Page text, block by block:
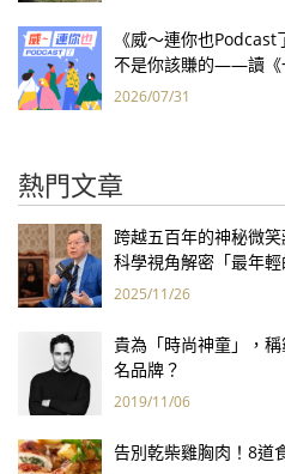
《威～連你也
不是你該賺的——讀《
2026/07/31
熱門文章
跨越五百年的神秘微
科學視角解密「最年輕
2025/11/26
貴為「時尚神童」，
名品牌？
2019/11/06
告別乾柴雞胸肉！8道